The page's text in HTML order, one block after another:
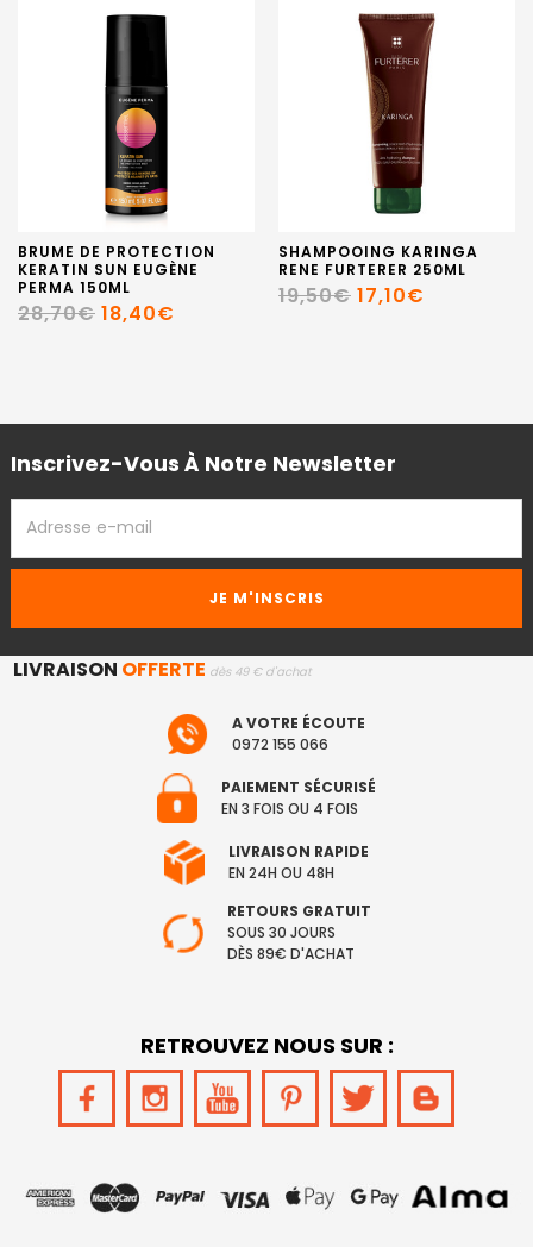
BRUME DE PROTECTION
KERATIN SUN EUGÈNE
PERMA 150ML
28,70€ 18,40€
SHAMPOOING KARINGA
RENE FURTERER 250ML
19,50€ 17,10€
Inscrivez-Vous À Notre Newsletter
EMAIL
LIVRAISON OFFERTE dès 49 € d'achat
A VOTRE ÉCOUTE
0972 155 066
PAIEMENT SÉCURISÉ
EN 3 FOIS OU 4 FOIS
LIVRAISON RAPIDE
EN 24H OU 48H
RETOURS GRATUIT
SOUS 30 JOURS
DÈS 89€ D'ACHAT
RETROUVEZ NOUS SUR :